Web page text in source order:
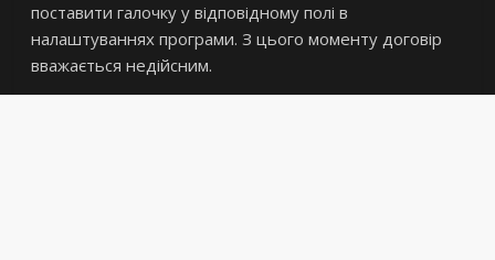
поставити галочку у відповідному полі в
налаштуваннях програми. З цього моменту договір
вважається недійсним.